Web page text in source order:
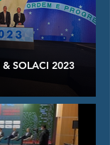
SOLACI 2023